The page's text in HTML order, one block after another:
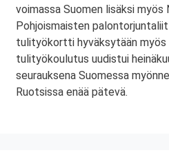
voimassa Suomen lisäksi myös
Pohjoismaisten
tulityökortti hyväksytään myös
tulityökoulutus uudistui
seurauksena Suomessa
Ruotsissa enää pätevä.